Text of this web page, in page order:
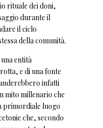
rituale dei doni,
durante il
il ciclo
della comunità.
entità
e di una fonte
infatti
mito millenario che
primordiale luogo
che, secondo